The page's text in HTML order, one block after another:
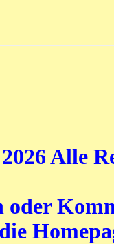
Alle
oder